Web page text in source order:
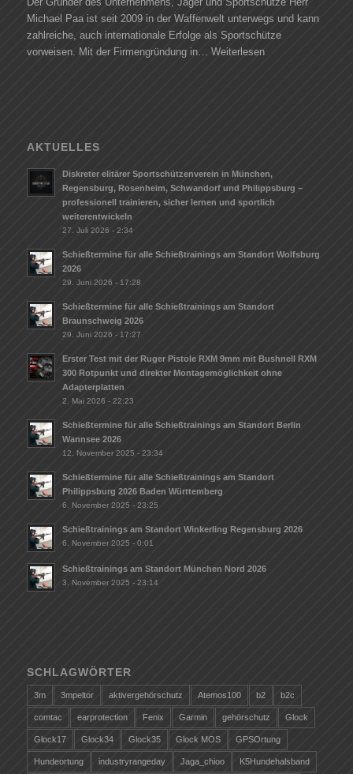
Michael Paa ist seit 2009 in der Waffenwelt unterwegs und kann
zahlreiche, auch internationale Erfolge als Sportschütze
vorweisen. Mit der Firmengründung in… Weiterlesen
AKTUELLES
Diskreter elitärer Sportschützenverein in München,
Regensburg, Rosenheim, Schwandorf und Philippsburg –
professionell trainieren, sicher lernen und sportlich
weiterentwickeln
27. Juli 2026 - 2:34
Schießtermine für alle Schießtrainings am Standort Wolfsburg
2026
29. Juni 2026 - 17:28
Schießtermine für alle Schießtrainings am Standort
Braunschweig 2026
29. Juni 2026 - 17:27
Erster Test mit der Ruger Pistole RXM 9mm mit Bushnell RXM
300 Rotpunkt und direkter Montagemöglichkeit ohne
Adapterplatten
2. Mai 2026 - 22:23
Schießtermine für alle Schießtrainings am Standort Berlin
Wannsee 2026
12. November 2025 - 23:34
Schießtermine für alle Schießtrainings am Standort
Philippsburg 2026 Baden Württemberg
6. November 2025 - 23:25
Schießtrainings am Standort Winkerling Regensburg 2026
6. November 2025 - 0:01
Schießtrainings am Standort München Nord 2026
3. November 2025 - 23:14
SCHLAGWÖRTER
3m 3mpeltor aktivergehörschutz Atemos100 b2 b2c
comtac earprotection Fenix Garmin gehörschutz Glock
Glock17 Glock34 Glock35 Glock MOS GPSOrtung
Hundeortung industryrangeday Jaga_chioo K5Hundehalsband